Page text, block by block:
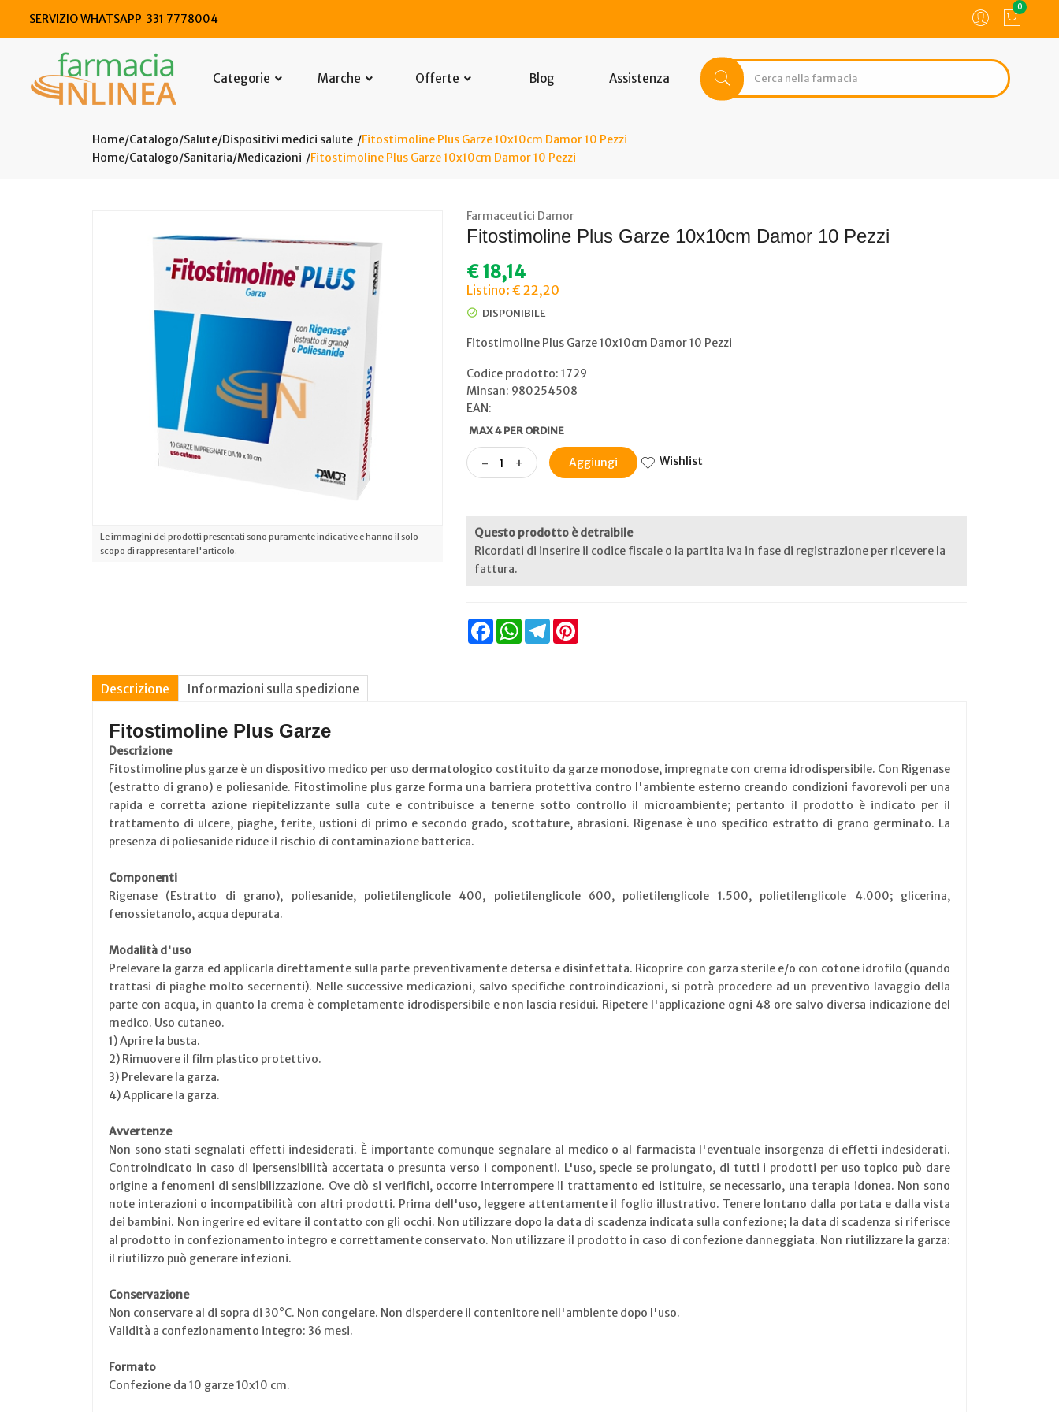
SERVIZIO WHATSAPP 331 7778004
0
Categorie Marche Offerte Blog Assistenza
Home Catalogo/Salute/Dispositivi medici salute Fitostimoline Plus Garze 10x10cm Damor 10 Pezzi
Home Catalogo/Sanitaria/Medicazioni Fitostimoline Plus Garze 10x10cm Damor 10 Pezzi
Le immagini dei prodotti presentati sono puramente indicative e hanno il solo
scopo di rappresentare l'articolo.
Farmaceutici Damor
Fitostimoline Plus Garze 10x10cm Damor 10 Pezzi
€18,14
Listino: € 22,20
DISPONIBILE
Fitostimoline Plus Garze 10x10cm Damor 10 Pezzi
Codice prodotto: 1729
Minsan: 980254508
EAN:
MAX 4 PER ORDINE
- + Aggiungi Wishlist
Questo prodotto è detraibile
Ricordati di inserire il codice fiscale o la partita iva in fase di registrazione per ricevere la
fattura.
FacebookWhatsAppTelegram
Descrizione Informazioni sulla spedizione
Fitostimoline Plus Garze
Descrizione
Fitostimoline plus garze è un dispositivo medico per uso dermatologico costituito da garze monodose, impregnate con crema idrodispersibile. Con Rigenase
(estratto di grano) e poliesanide. Fitostimoline plus garze forma una barriera protettiva contro l'ambiente esterno creando condizioni favorevoli per una
rapida e corretta azione riepitelizzante sulla cute e contribuisce a tenerne sotto controllo il microambiente; pertanto il prodotto è indicato per il
trattamento di ulcere, piaghe, ferite, ustioni di primo e secondo grado, scottature, abrasioni. Rigenase è uno specifico estratto di grano germinato. La
presenza di poliesanide riduce il rischio di contaminazione batterica.
Componenti
Rigenase (Estratto di grano), poliesanide, polietilenglicole 400, polietilenglicole 600, polietilenglicole 1.500, polietilenglicole 4.000; glicerina,
fenossietanolo, acqua depurata.
Modalità d'uso
Prelevare la garza ed applicarla direttamente sulla parte preventivamente detersa e disinfettata. Ricoprire con garza sterile e/o con cotone idrofilo (quando
trattasi di piaghe molto secernenti). Nelle successive medicazioni, salvo specifiche controindicazioni, si potrà procedere ad un preventivo lavaggio della
parte con acqua, in quanto la crema è completamente idrodispersibile e non lascia residui. Ripetere l'applicazione ogni 48 ore salvo diversa indicazione del
medico. Uso cutaneo.
1) Aprire la busta.
2) Rimuovere il film plastico protettivo.
3) Prelevare la garza.
4) Applicare la garza.
Avvertenze
Non sono stati segnalati effetti indesiderati. È importante comunque segnalare al medico o al farmacista l'eventuale insorgenza di effetti indesiderati.
Controindicato in caso di ipersensibilità accertata o presunta verso i componenti. L'uso, specie se prolungato, di tutti i prodotti per uso topico può dare
origine a fenomeni di sensibilizzazione. Ove ciò si verifichi, occorre interrompere il trattamento ed istituire, se necessario, una terapia idonea. Non sono
note interazioni o incompatibilità con altri prodotti. Prima dell'uso, leggere attentamente il foglio illustrativo. Tenere lontano dalla portata e dalla vista
dei bambini. Non ingerire ed evitare il contatto con gli occhi. Non utilizzare dopo la data di scadenza indicata sulla confezione; la data di scadenza si riferisce
al prodotto in confezionamento integro e correttamente conservato. Non utilizzare il prodotto in caso di confezione danneggiata. Non riutilizzare la garza:
il riutilizzo può generare infezioni.
Conservazione
Non conservare al di sopra di 30°C. Non congelare. Non disperdere il contenitore nell'ambiente dopo l'uso.
Validità a confezionamento integro: 36 mesi.
Formato
Confezione da 10 garze 10x10 cm.